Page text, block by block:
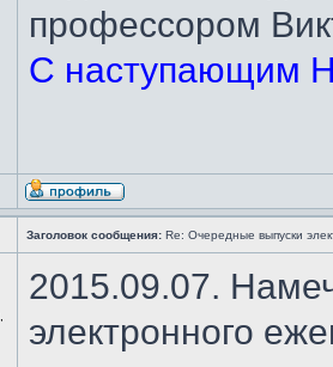
профессором
С наступающим
Заголовок сообщения: Re: Очередные выпуски
2015.09.07.
электронного